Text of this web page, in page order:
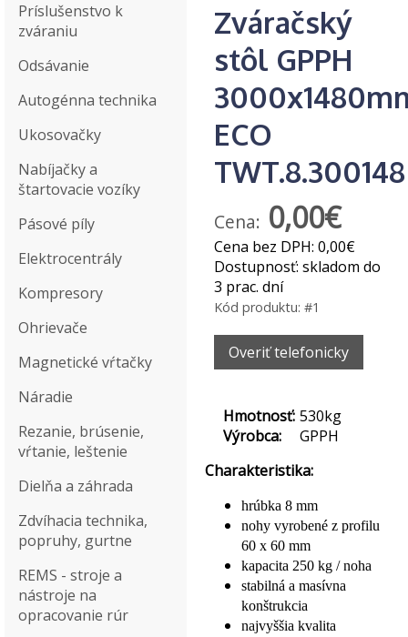
Príslušenstvo k
zváraniu
Odsávanie
Autogénna technika
Ukosovačky
Nabíjačky a
štartovacie vozíky
Pásové píly
Elektrocentrály
Kompresory
Ohrievače
Magnetické vŕtačky
Náradie
Rezanie, brúsenie,
vŕtanie, leštenie
Dielňa a záhrada
Zdvíhacia technika,
popruhy, gurtne
REMS - stroje a
nástroje na
opracovanie rúr
Zváračský
stôl GPPH
ECO
TWT.8.300148
Cena: 0,00€
Cena bez DPH: 0,00€
Dostupnosť: skladom do
3 prac. dní
Kód produktu: #1
Overiť telefonicky
Hmotnosť: 530kg
Výrobca:
GPPH
Charakteristika:
hrúbka 8 mm
nohy vyrobené z profilu
60 x 60 mm
kapacita 250 kg / noha
stabilná a masívna
konštrukcia
najvyššia kvalita